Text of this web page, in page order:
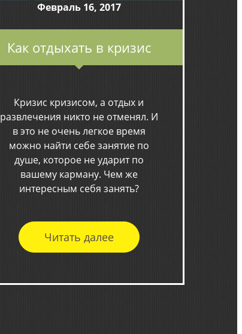
Февраль 16, 2017
Как отдыхать в кризис
Кризис кризисом, а отдых и
развлечения никто не отменял. И
в это не очень легкое время
можно найти себе занятие по
душе, которое не ударит по
вашему карману. Чем же
интересным себя занять?
Читать далее